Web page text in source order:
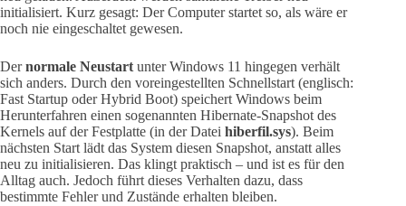
initialisiert. Kurz gesagt: Der Computer startet so, als wäre er
noch nie eingeschaltet gewesen.
Dernormale Neustart unter Windows 11 hingegen verhält
sich anders. Durch den voreingestellten Schnellstart (englisch:
Fast Startup oder Hybrid Boot) speichert Windows beim
Herunterfahren einen sogenannten Hibernate-Snapshot des
Kernels auf der Festplatte (in der Datei hiberfil.sys). Beim
nächsten Start lädt das System diesen Snapshot, anstatt alles
neu zu initialisieren. Das klingt praktisch – und ist es für den
Alltag auch. Jedoch führt dieses Verhalten dazu, dass
bestimmte Fehler und Zustände erhalten bleiben.